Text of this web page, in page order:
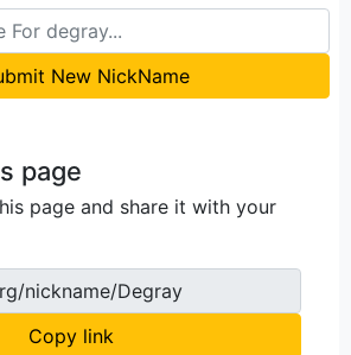
New NickName
page
page and share it with your
nickname/Degray
Copy link